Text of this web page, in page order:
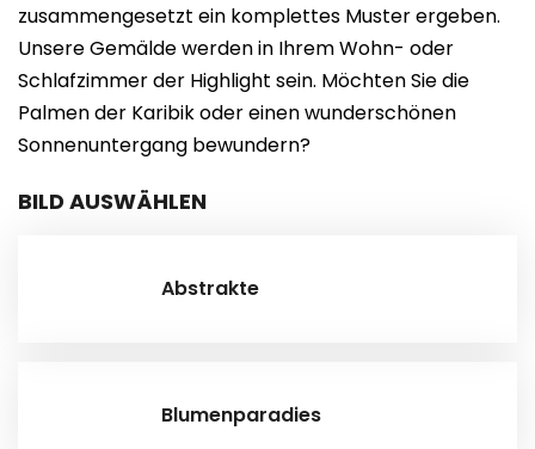
zusammengesetzt ein komplettes Muster ergeben.
Unsere Gemälde werden in Ihrem Wohn- oder
Schlafzimmer der Highlight sein. Möchten Sie die
Palmen der Karibik oder einen wunderschönen
Sonnenuntergang bewundern?
BILD AUSWÄHLEN
Abstrakte
Blumenparadies